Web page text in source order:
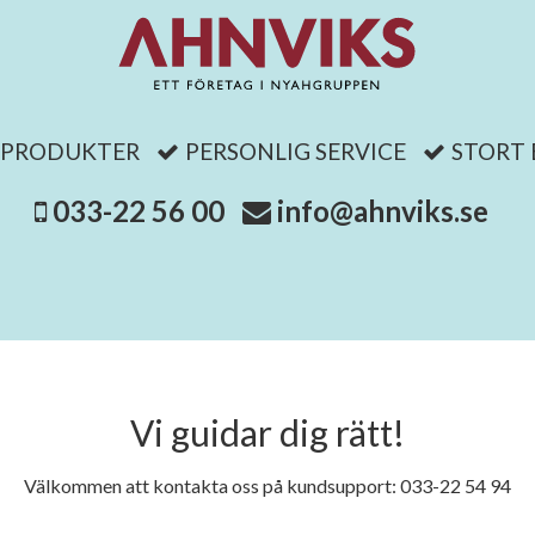
PERSONLIG SERVICE STORT
033-22 56 00 info@ahnviks.se
Vi guidar dig rätt!
Välkommen att kontakta oss på kundsupport: 033-22 54 94